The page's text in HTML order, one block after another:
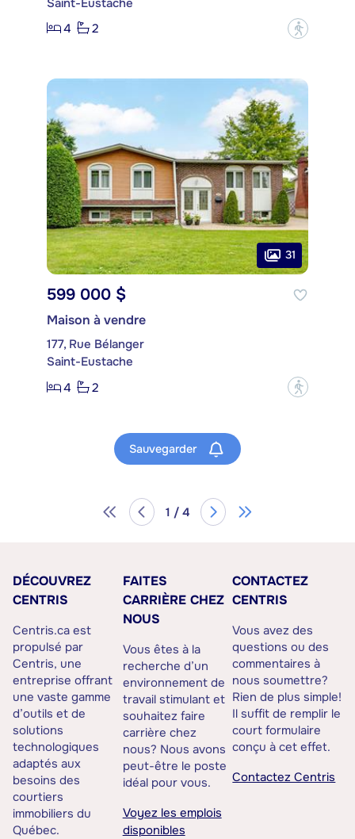
4
2 ?
31
599 000 $
Maison à vendre
177, Rue Bélanger
Saint-Eustache
4
2 ?
Sauvegarder
1 / 4
DÉCOUVREZ
CENTRIS
Centris.ca est
propulsé par
Centris, une
entreprise offrant
une vaste gamme
d’outils et de
solutions
technologiques
adaptés aux
besoins des
courtiers
immobiliers du
Québec.
FAITES
CARRIÈRE CHEZ
NOUS
Vous êtes à la
recherche d’un
environnement de
travail stimulant et
souhaitez faire
carrière chez
nous? Nous avons
peut-être le poste
idéal pour vous.
Voyez les emplois
disponibles
CONTACTEZ
CENTRIS
Vous avez des
questions ou des
commentaires à
nous soumettre?
Rien de plus simple!
Il suffit de remplir le
court formulaire
conçu à cet effet.
Contactez Centris